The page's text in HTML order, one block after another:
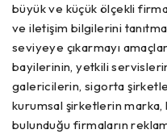
büyük ve küçük ölçekli
ve iletişim bilgilerini
seviyeye çıkarmayı
bayilerinin, yetkili
galericilerin, sigorta
kurumsal şirketlerin
bulunduğu firmaların